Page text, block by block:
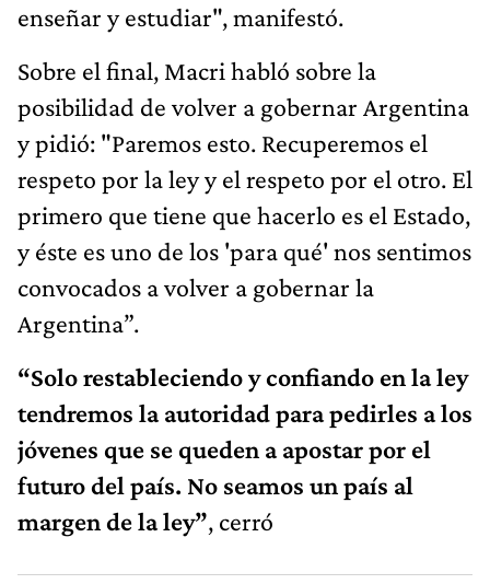
enseñar y estudiar", manifestó.
Sobre el final, Macri habló sobre la
posibilidad de volver a gobernar Argentina
y pidió: "Paremos esto. Recuperemos el
respeto por la ley y el respeto por el otro. El
primero que tiene que hacerlo es el Estado,
y éste es uno de los 'para qué' nos sentimos
convocados a volver a gobernar la
Argentina”.
“Solo restableciendo y confiando en la ley
tendremos la autoridad para pedirles a los
jóvenes que se queden a apostar por el
futuro del país. No seamos un país al
margen de la ley”, cerró